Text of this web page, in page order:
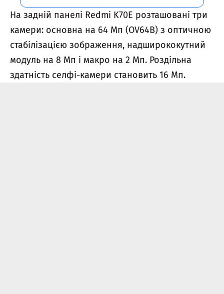
На задній панелі Redmi K70E розташовані три
камери: основна на 64 Мп (OV64B) з оптичною
стабілізацією зображення, надширококутний
модуль на 8 Мп і макро на 2 Мп. Роздільна
здатність селфі-камери становить 16 Мп.